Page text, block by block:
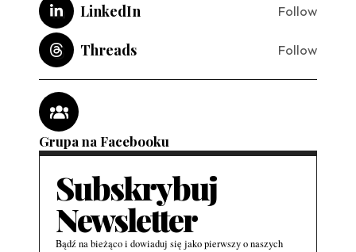
LinkedIn Follow
Threads Follow
Grupa na Facebooku
Subskrybuj
Newsletter
Bądź na bieżąco i dowiaduj się jako pierwszy o naszych